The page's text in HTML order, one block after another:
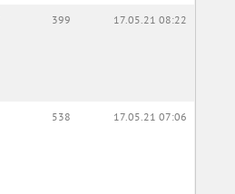
399 17.05.21 08:22
538 17.05.21 07:06